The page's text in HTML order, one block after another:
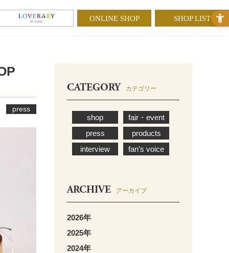
ONLINE SHOP SHOP LIST
press
CATEGORY カテゴリー
shop
fair・event
press
products
interview
fan’s voice
ARCHIVE アーカイブ
2026年
2025年
2024年